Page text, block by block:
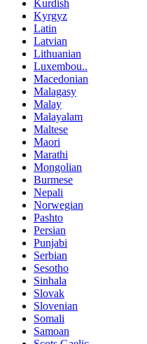
Kurdish
Kyrgyz
Latin
Latvian
Lithuanian
Luxembou..
Macedonian
Malagasy
Malay
Malayalam
Maltese
Maori
Marathi
Mongolian
Burmese
Nepali
Norwegian
Pashto
Persian
Punjabi
Serbian
Sesotho
Sinhala
Slovak
Slovenian
Somali
Samoan